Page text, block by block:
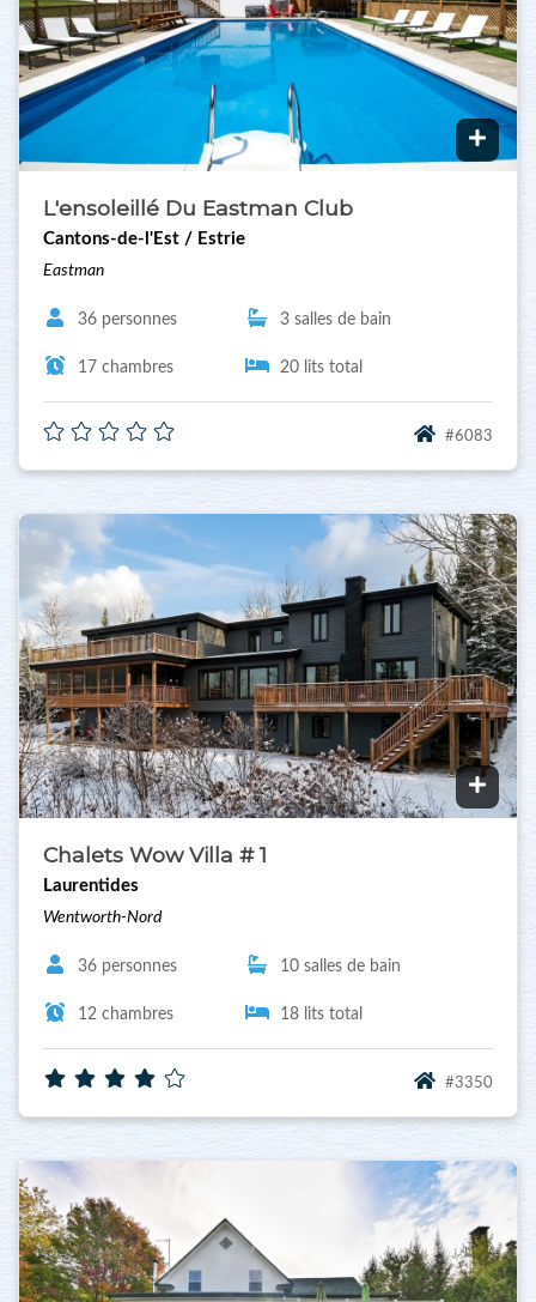
L'ensoleillé Du Eastman Club
Cantons-de-l'Est / Estrie
Eastman
36 personnes 3 salles de bain
17 chambres 20 lits total
#6083
Chalets Wow Villa # 1
Laurentides
Wentworth-Nord
36 personnes 10 salles de bain
12 chambres 18 lits total
#3350